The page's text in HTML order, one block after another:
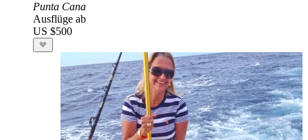
Punta Cana
Ausflüge ab
US $500